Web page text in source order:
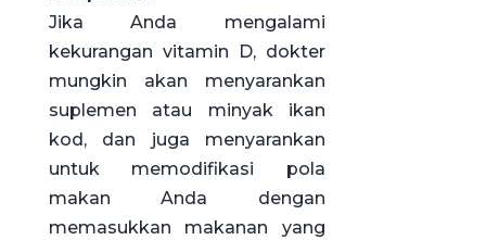
Jika Anda mengalami
kekurangan vitamin D, dokter
mungkin akan menyarankan
suplemen atau minyak ikan
kod, dan juga menyarankan
untuk memodifikasi pola
makan Anda dengan
memasukkan makanan yang